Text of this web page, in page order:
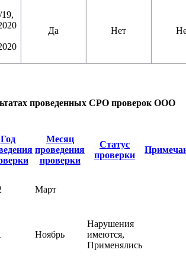
Да Нет
проведенных СРО проверок ООО
Год
Месяц
проведения
проверки
Статус
проверки
Март
Ноябрь
Нарушения
имеются,
Применялись